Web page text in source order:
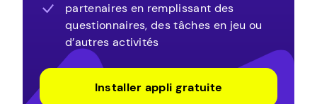
partenaires en remplissant des
questionnaires, des tâches en jeu ou
d’autres activités
Installer appli gratuite